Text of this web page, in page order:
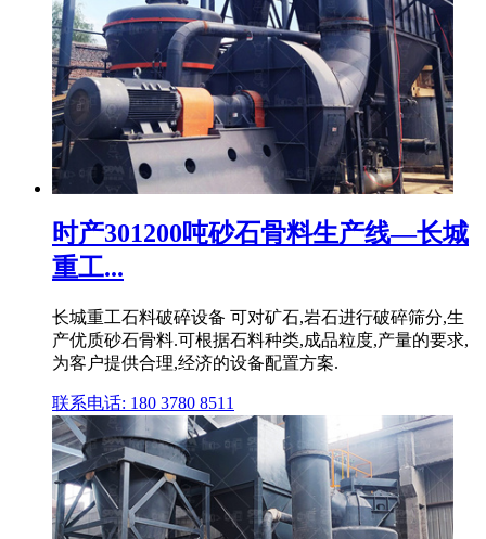
时产301200吨砂石骨料生产线—长城
重工...
长城重工石料破碎设备 可对矿石,岩石进行破碎筛分,生
产优质砂石骨料.可根据石料种类,成品粒度,产量的要求,
为客户提供合理,经济的设备配置方案.
联系电话: 180 3780 8511